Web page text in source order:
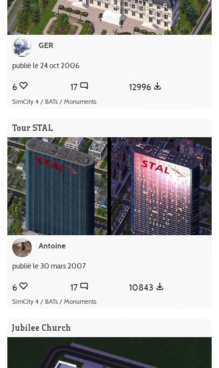
GER
publié le 24 oct 2006
6 17 12996
SimCity 4 / BATs / Monuments
Tour STAL
Antoine
publié le 30 mars 2007
6 17 10843
SimCity 4 / BATs / Monuments
Jubilee Church